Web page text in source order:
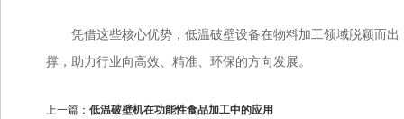
凭借这些核心优势，低温破壁设备在物料加工领域脱颖而出
撑，助力行业向高效、精准、环保的方向发展。
上一篇： 低温破壁机在功能性食品加工中的应用